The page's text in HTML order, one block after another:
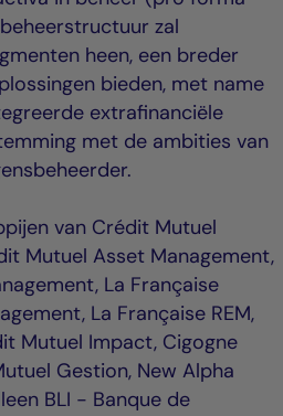
zal
heen, een breder
bieden, met name
extrafinanciële
met de ambities van
van Crédit Mutuel
Mutuel Asset Management,
La Française
La Française REM,
Mutuel Impact, Cigogne
Gestion, New Alpha
BLI - Banque de